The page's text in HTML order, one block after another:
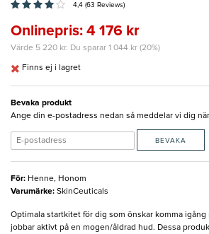
4,4 (63 Reviews)
Onlinepris: 4 176 kr
Värde 5 220 kr. Du sparar 1 044 kr (20%)
Finns ej i lagret
Bevaka produkt
Ange din e-postadress nedan så meddelar vi dig
BEVAKA
För: Henne, Honom
Varumärke: SkinCeuticals
Optimala startkitet för dig som önskar komma
jobbar aktivt på en mogen/åldrad hud. Dessa